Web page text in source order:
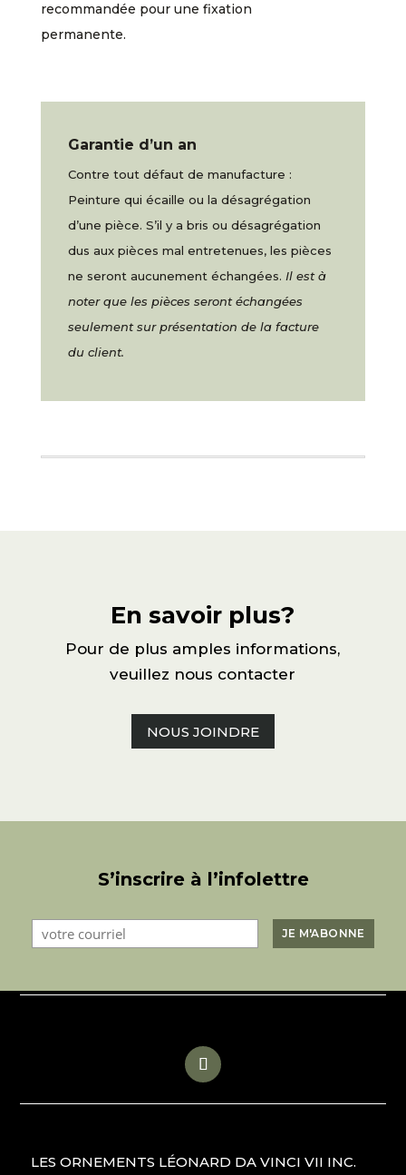
recommandée pour une fixation
permanente.
Garantie d’un an
Contre tout défaut de manufacture :
Peinture qui écaille ou la désagrégation
d’une pièce. S’il y a bris ou désagrégation
dus aux pièces mal entretenues, les pièces
ne seront aucunement échangées. Il est à
noter que les pièces seront échangées
seulement sur présentation de la facture
du client.
En savoir plus?
Pour de plus amples informations,
veuillez nous contacter
NOUS JOINDRE
S’inscrire à l’infolettre
LES ORNEMENTS LÉONARD DA VINCI VII INC.